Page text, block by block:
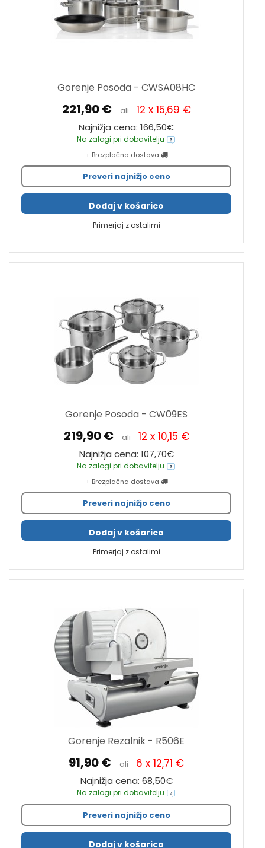
Gorenje Posoda - CWSA08HC
221,90 € ali 12 x 15,69 €
Najnižja cena: 166,50€
Na zalogi pri dobavitelju
+ Brezplačna dostava
Preveri najnižjo ceno
Dodaj v košarico
Primerjaj z ostalimi
Gorenje Posoda - CW09ES
219,90 € ali 12 x 10,15 €
Najnižja cena: 107,70€
Na zalogi pri dobavitelju
+ Brezplačna dostava
Preveri najnižjo ceno
Dodaj v košarico
Primerjaj z ostalimi
Gorenje Rezalnik - R506E
91,90 € ali 6 x 12,71 €
Najnižja cena: 68,50€
Na zalogi pri dobavitelju
Preveri najnižjo ceno
Dodaj v košarico